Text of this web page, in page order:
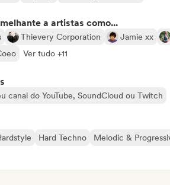
a artistas como...
Thievery Corporation Jamie xx
Ver tudo +11
canal do YouTube, SoundCloud ou Twitch
Hard Techno Melodic &